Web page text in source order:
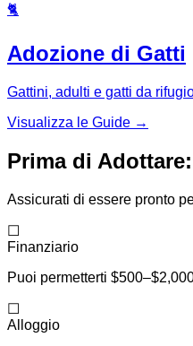
🐈
Adozione di Gatti
Gattini, adulti e gatti da
Visualizza le Guide →
Prima di
Assicurati di essere pronto
☐
Finanziario
Puoi permetterti
☐
Alloggio